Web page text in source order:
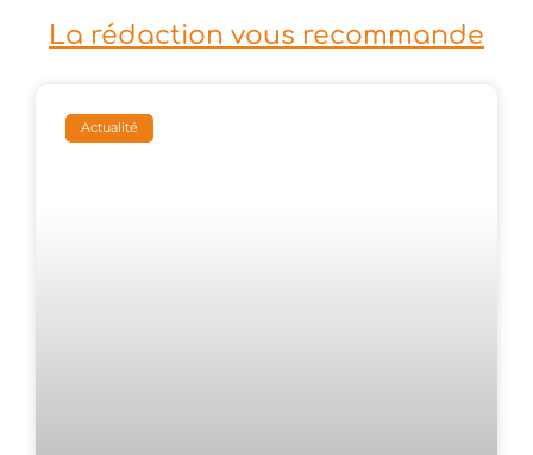
La rédaction vous recommande
Actualité